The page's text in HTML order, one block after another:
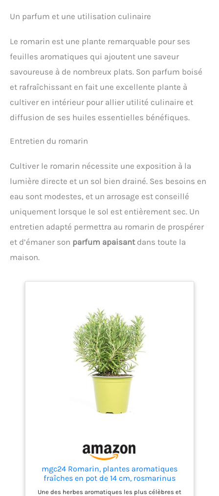
Un parfum et une utilisation culinaire
Le romarin est une plante remarquable pour ses
feuilles aromatiques qui ajoutent une saveur
savoureuse à de nombreux plats. Son parfum boisé
et rafraîchissant en fait une excellente plante à
cultiver en intérieur pour allier utilité culinaire et
diffusion de ses huiles essentielles bénéfiques.
Entretien du romarin
Cultiver le romarin nécessite une exposition à la
lumière directe et un sol bien drainé. Ses besoins en
eau sont modestes, et un arrosage est conseillé
uniquement lorsque le sol est entièrement sec. Un
entretien adapté permettra au romarin de prospérer
et d’émaner son parfum apaisantdans toute la
maison.
mgc24 Romarin, plantes aromatiques
fraîches en pot de 14 cm, rosmarinus
officinalis, hauteur env. 20 cm
Une des herbes aromatiques les plus célèbres et